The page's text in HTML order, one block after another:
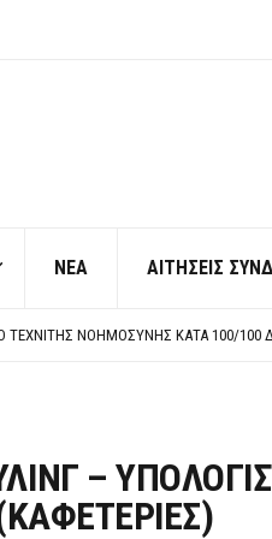
ΝΕΑ ΑΙΤΗΣΕΙΣ
ΧΩΡΊΣ ΤΟ ΑΠΟΔΕΙΚΤΙΚΌ ΥΠΟΒΟΛΉΣ
–